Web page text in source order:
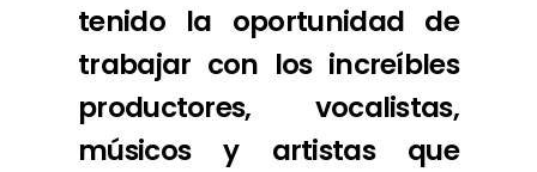
tenido la oportunidad de
trabajar con los increíbles
productores, vocalistas,
músicos y artistas que